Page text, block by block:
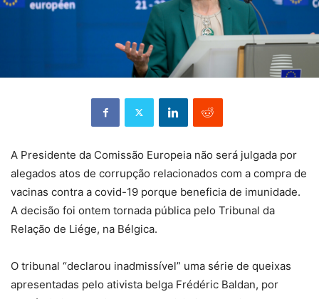
A Presidente da Comissão Europeia não será julgada por
alegados atos de corrupção relacionados com a compra de
vacinas contra a covid-19 porque beneficia de imunidade.
A decisão foi ontem tornada pública pelo Tribunal da
Relação de Liége, na Bélgica.
O tribunal “declarou inadmissível” uma série de queixas
apresentadas pelo ativista belga Frédéric Baldan, por